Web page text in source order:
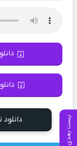
پست بعدی